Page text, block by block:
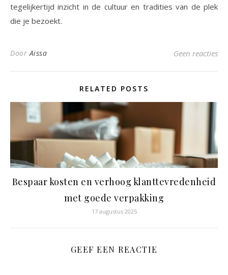
tegelijkertijd inzicht in de cultuur en tradities van de plek
die je bezoekt.
DoorAissa Geen reacties
RELATED POSTS
Bespaar kosten en verhoog klanttevredenheid
met goede verpakking
17 augustus 2025
GEEF EEN REACTIE